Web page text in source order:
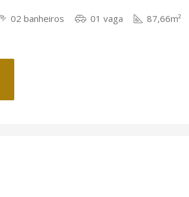
02 banheiros 01 vaga 87,66m²